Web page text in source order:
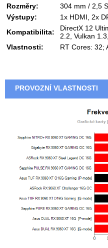
Rozměry:
304 mm / 2,5
Výstupy:
1x HDMI, 2x
Kompatibilita:
DirectX 12
2.2, Vulkan
Vlastnosti:
RT Cores: 32;
PROVOZNÍ VLASTNOSTI